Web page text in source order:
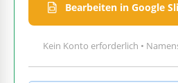
Bearbeiten in Google
Kein Konto erforderlich •